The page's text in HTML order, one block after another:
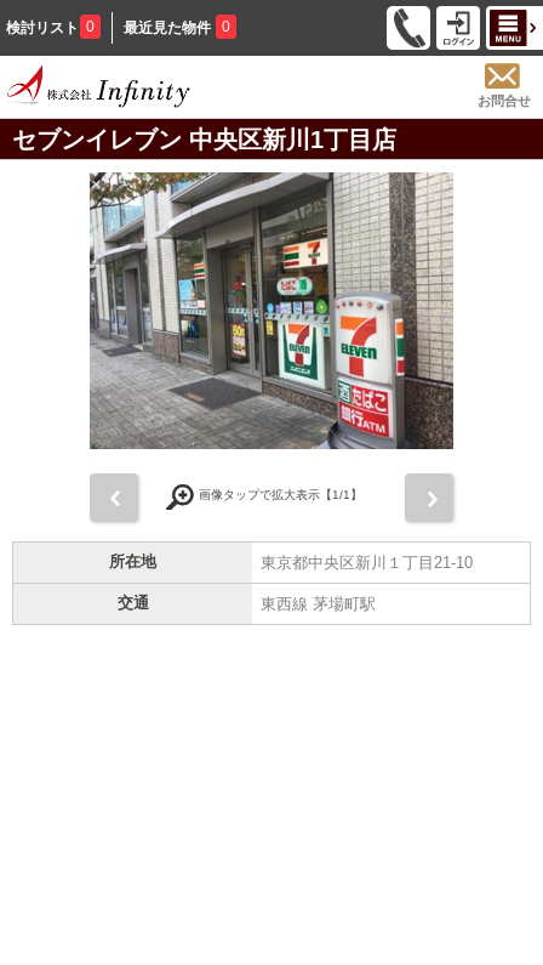
検討リスト 0 最近見た物件 0
お問合せ
セブンイレブン 中央区新川1丁目店
画像タップで拡大表示【1/1】
所在地 東京都中央区新川１丁目21-10
交通 東西線 茅場町駅